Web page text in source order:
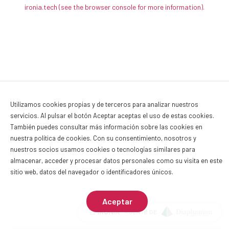
ironia.tech (see the browser console for more information).
Utilizamos cookies propias y de terceros para analizar nuestros
servicios. Al pulsar el botón Aceptar aceptas el uso de estas cookies.
También puedes consultar más información sobre las cookies en
nuestra política de cookies. Con su consentimiento, nosotros y
nuestros socios usamos cookies o tecnologías similares para
almacenar, acceder y procesar datos personales como su visita en este
sitio web, datos del navegador o identificadores únicos.
Aceptar